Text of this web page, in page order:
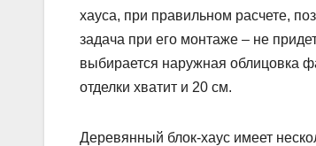
хауса, при правильном расчете,
задача при его монтаже – не
выбирается наружная облицовка
отделки хватит и 20 см.
Деревянный блок-хаус имеет